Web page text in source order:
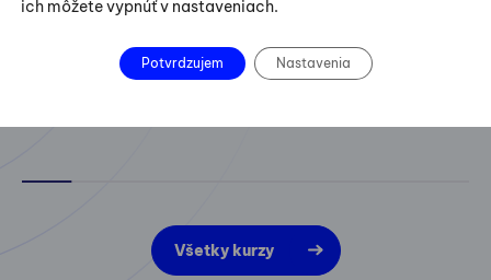
Všetky kurzy
ich môžete vypnúť v nastaveniach.
Potvrdzujem Nastavenia